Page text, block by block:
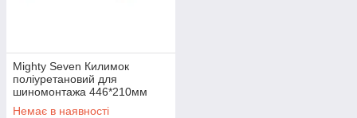
Mighty Seven Килимок
поліуретановий для
шиномонтажа 446*210мм
чорний
Немає в наявності